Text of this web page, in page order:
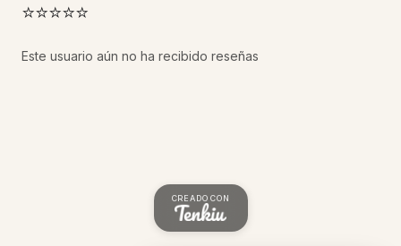
⭐⭐⭐⭐⭐
Este usuario aún no ha recibido reseñas
CREADO CON